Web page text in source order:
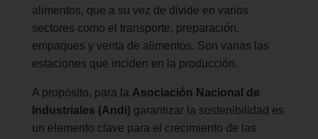
alimentos, que a su vez de divide en varios
sectores como el transporte, preparación,
empaques y venta de alimentos. Son varias las
estaciones que inciden en la producción.
A propósito, para la Asociación Nacional de
Industriales (Andi) garantizar la sostenibilidad es
un elemento clave para el crecimiento de las